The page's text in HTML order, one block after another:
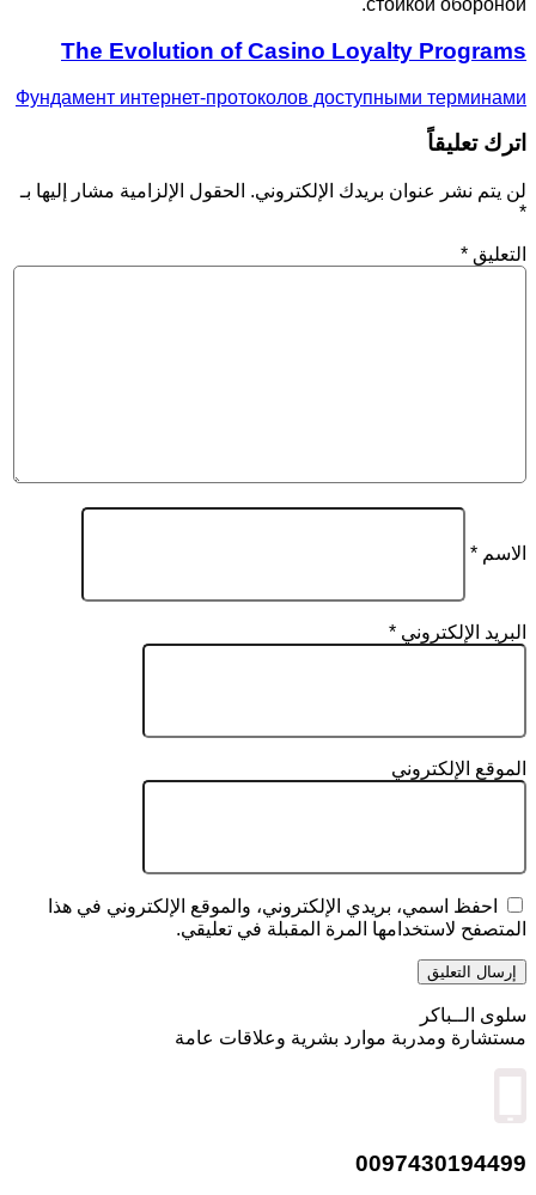
стойкой обороной.
The Evolution of Casino Loyalty Programs
Фундамент интернет-протоколов доступными терминами
اترك تعليقاً
لن يتم نشر عنوان بريدك الإلكتروني. الحقول الإلزامية مشار إليها بـ
*
التعليق *
الاسم *
البريد الإلكتروني *
الموقع الإلكتروني
احفظ اسمي، بريدي الإلكتروني، والموقع الإلكتروني في هذا
المتصفح لاستخدامها المرة المقبلة في تعليقي.
سلوى الــباكر
مستشارة ومدربة موارد بشرية وعلاقات عامة
0097430194499